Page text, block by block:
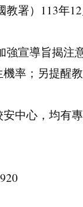
署）113年
宣導旨揭注
率；另提醒
中心，均有